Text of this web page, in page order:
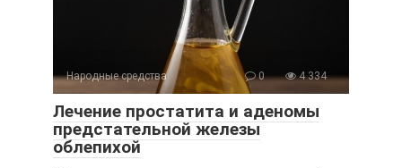
Народные средства 0 4 334
Лечение простатита и аденомы
предстательной железы
облепихой